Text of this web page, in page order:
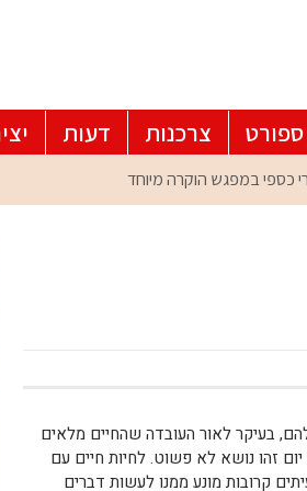
ספורט צרכנות דעות
בעיקר לאור העובדה שהחיים מלאים
יום זהו נושא לא פשוט. לחיות חיים עם
קרובות מונע ממנו לעשות דברים